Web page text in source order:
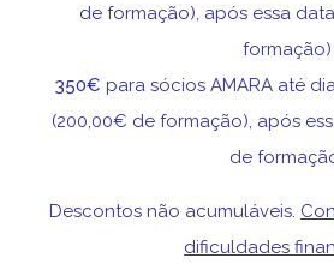
de formação) , após essa
formação)
350€ para sócios AMARA até dia
(200,00€ de formação) , após
de
Descontos não acumuláveis.
dificuldades